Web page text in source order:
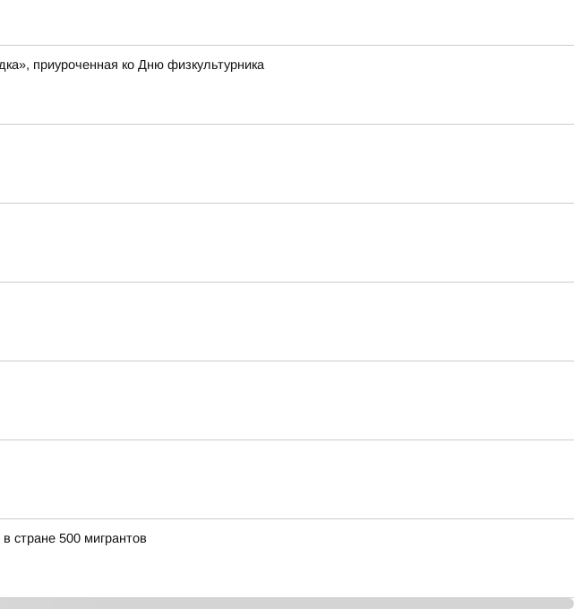
приуроченная ко Дню физкультурника
стране 500 мигрантов